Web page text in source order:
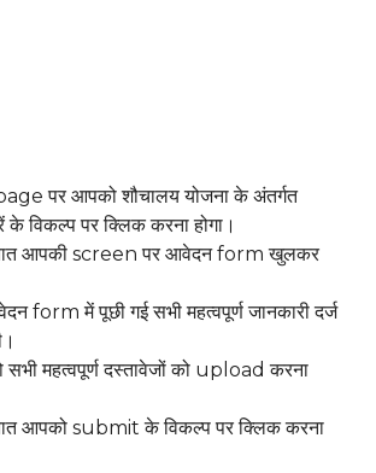
पर आपको शौचालय योजना के अंतर्गत
विकल्प पर क्लिक करना होगा।
आपकी screen पर आवेदन form खुलकर
form में पूछी गई सभी महत्वपूर्ण जानकारी दर्ज
महत्वपूर्ण दस्तावेजों को upload करना
आपको submit के विकल्प पर क्लिक करना